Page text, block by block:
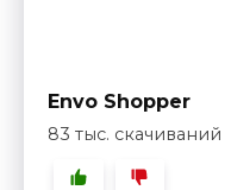
Envo Shopper
83 тыс. скачиваний